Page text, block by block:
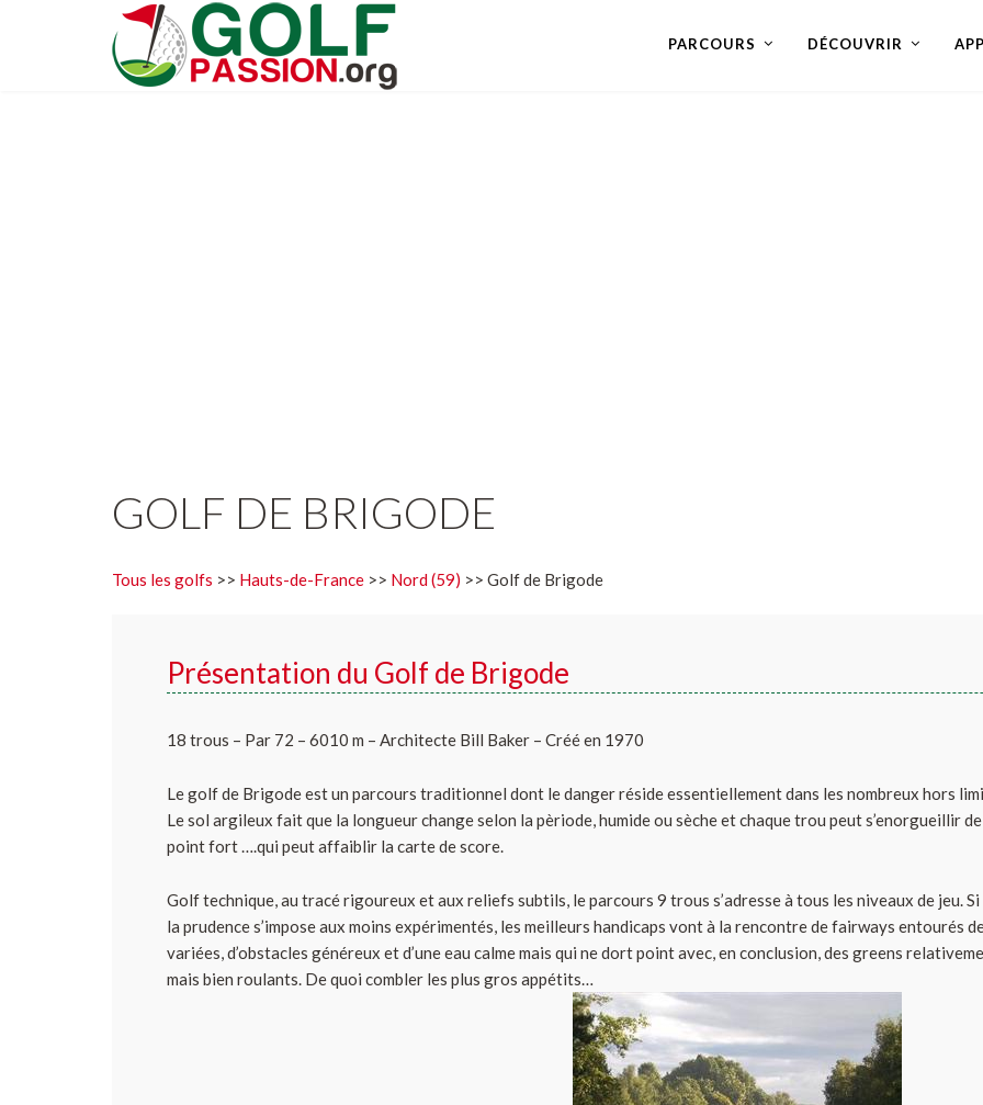
PARCOURS DÉCOUVRIR
GOLF DE BRIGODE
Tous les golfs >> Hauts-de-France >> Nord (59) >> Golf de Brigode
Présentation du Golf de Brigode
18 trous – Par 72 – 6010 m – Architecte Bill Baker – Créé en 1970
Le golf de Brigode est un parcours traditionnel dont le danger réside essentiellement dans les nombreux hors
Le sol argileux fait que la longueur change selon la pèriode, humide ou sèche et chaque trou peut s’enorgueillir
point fort ….qui peut affaiblir la carte de score.
Golf technique, au tracé rigoureux et aux reliefs subtils, le parcours 9 trous s’adresse à tous les niveaux de jeu. Si
la prudence s’impose aux moins expérimentés, les meilleurs handicaps vont à la rencontre de fairways entourés
variées, d’obstacles généreux et d’une eau calme mais qui ne dort point avec, en conclusion, des greens
mais bien roulants. De quoi combler les plus gros appétits…